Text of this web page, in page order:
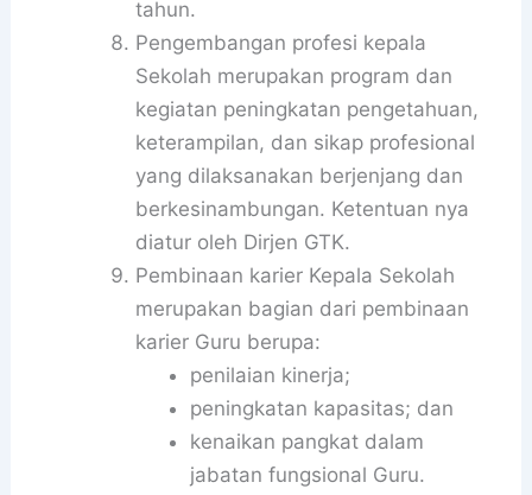
tahun.
Pengembangan profesi kepala
Sekolah merupakan program dan
kegiatan peningkatan pengetahuan,
keterampilan, dan sikap profesional
yang dilaksanakan berjenjang dan
berkesinambungan. Ketentuan nya
diatur oleh Dirjen GTK.
Pembinaan karier Kepala Sekolah
merupakan bagian dari pembinaan
karier Guru berupa:
penilaian kinerja;
peningkatan kapasitas; dan
kenaikan pangkat dalam
jabatan fungsional Guru.